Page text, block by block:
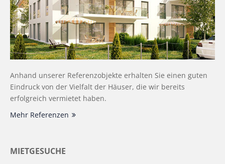
Anhand unserer Referenzobjekte erhalten Sie einen guten
Eindruck von der Vielfalt der Häuser, die wir bereits
erfolgreich vermietet haben.
Mehr Referenzen
MIETGESUCHE